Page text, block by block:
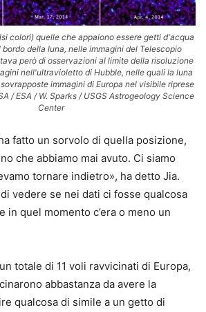
colori) quelle che appaiono essere getti d'acqua
della luna, nelle immagini del Telescopio
però di osservazioni al limite della risoluzione
nell'ultravioletto di Hubble, nelle quali la luna
immagini di Europa nel visibile riprese
/ ESA / W. Sparks / USGS Astrogeology Science
Center
fatto un sorvolo di quella posizione,
che abbiamo mai avuto. Ci siamo
tornare indietro», ha detto Jia.
vedere se nei dati ci fosse qualcosa
in quel momento c’era o meno un
totale di 11 voli ravvicinati di Europa,
abbastanza da avere la
qualcosa di simile a un getto di